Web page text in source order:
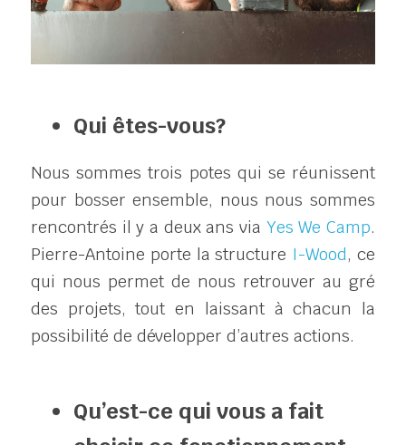
Qui êtes-vous?
Nous sommes trois potes qui se réunissent
pour bosser ensemble, nous nous sommes
rencontrés il y a deux ans via Yes We Camp.
Pierre-Antoine porte la structure I-Wood, ce
qui nous permet de nous retrouver au gré
des projets, tout en laissant à chacun la
possibilité de développer d’autres actions.
Qu’est-ce qui vous a fait